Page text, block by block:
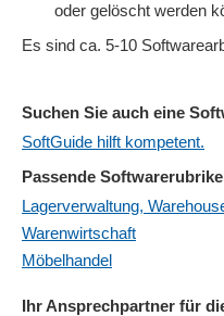
Suchen Sie auch eine
SoftGuide hilft kompetent.
Passende
Lagerverwaltung,
Warenwirtschaft
Möbelhandel
Ihr Ansprechpartner für
oder gelöscht werden
Es sind ca. 5-10